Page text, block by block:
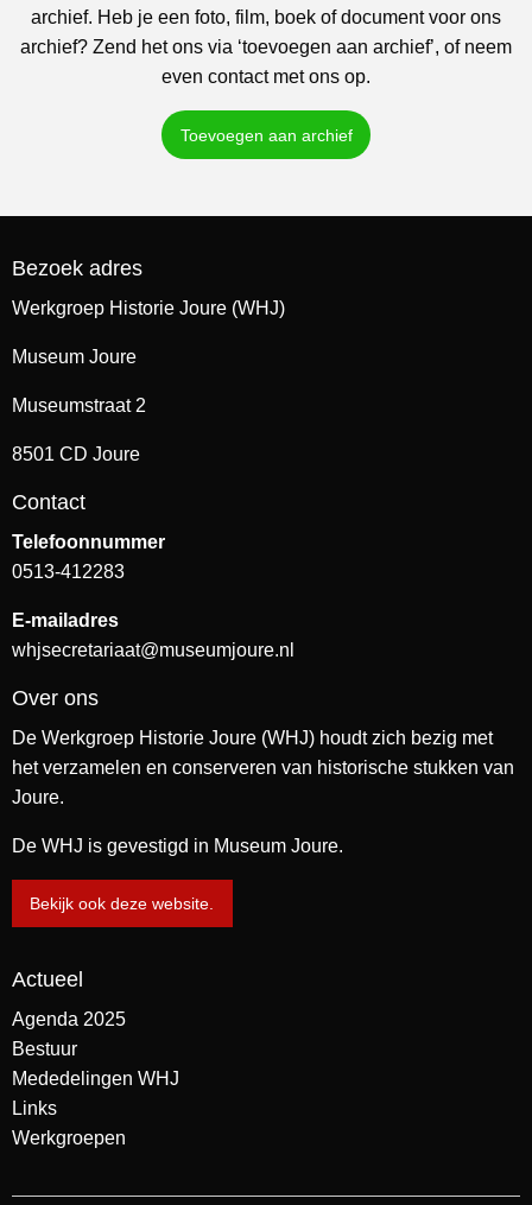
archief. Heb je een foto, film, boek of document voor ons
archief? Zend het ons via ‘toevoegen aan archief’, of neem
even contact met ons op.
Toevoegen aan archief
Bezoek adres
Werkgroep Historie Joure (WHJ)
Museum Joure
Museumstraat 2
8501 CD Joure
Contact
Telefoonnummer
0513-412283
E-mailadres
whjsecretariaat@museumjoure.nl
Over ons
De Werkgroep Historie Joure (WHJ) houdt zich bezig met
het verzamelen en conserveren van historische stukken van
Joure.
De WHJ is gevestigd in Museum Joure.
Bekijk ook deze website.
Actueel
Agenda 2025
Bestuur
Mededelingen WHJ
Links
Werkgroepen